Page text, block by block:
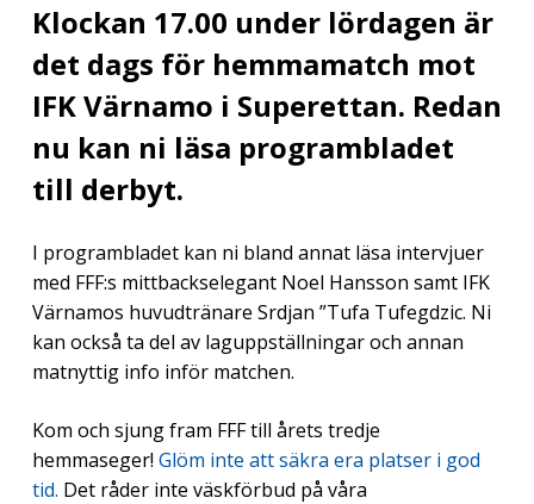
Klockan 17.00 under lördagen är
det dags för hemmamatch mot
IFK Värnamo i Superettan. Redan
nu kan ni läsa programbladet
till derbyt.
I programbladet kan ni bland annat läsa intervjuer
med FFF:s mittbackselegant Noel Hansson samt IFK
Värnamos huvudtränare Srdjan ”Tufa Tufegdzic. Ni
kan också ta del av laguppställningar och annan
matnyttig info inför matchen.
Kom och sjung fram FFF till årets tredje
hemmaseger! Glöm inte att säkra era platser i god
tid. Det råder inte väskförbud på våra